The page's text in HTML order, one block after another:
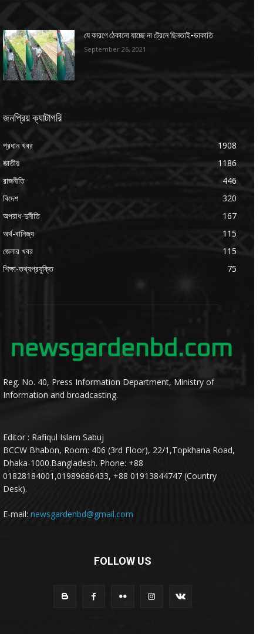
যে কারণে ঠেকানো যাচ্ছে না ট্রেনে ছিনতাই-ডাকাতি
September 26, 2021
জনপ্রিয় ক্যাটাগরি
প্রধান খবর
1908
জাতীয়
1186
রাজনীতি
446
বিদেশ
320
অপরাধ-দুর্নীতি
167
অর্থ-বানিজ্য
115
জেলার খবর
115
শিক্ষা-তথ্যপ্রযুক্তি
75
Reg. No. 40, Press Information Department, Ministry of
Information and broadcasting.
Editor : Rafiqul Islam Sabuj
BCCW Bhabon, Room: 406 (3rd Floor), 22/1,Topkhana Road,
Dhaka-1000.Bangladesh. Phone: +88
01828184001,01989686433, +88 01913844747 (Country
Desk).
E-mail: newsgardenbd@gmail.com
FOLLOW US